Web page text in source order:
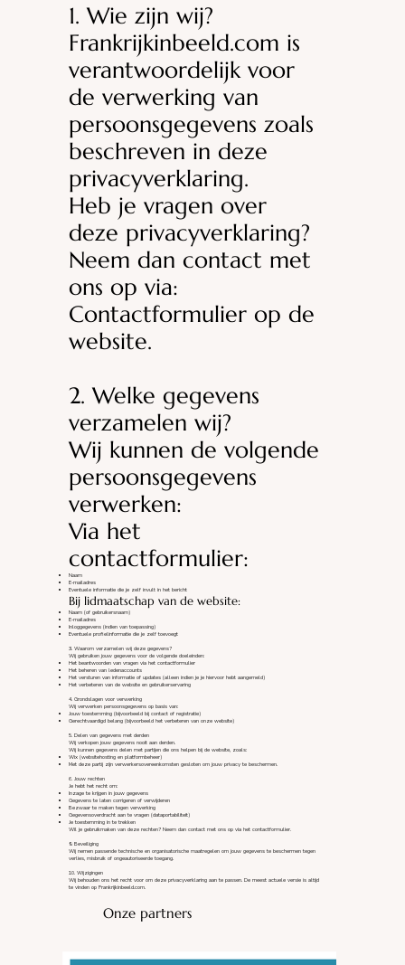
1. Wie zijn wij?
Frankrijkinbeeld.com is
verantwoordelijk voor
de verwerking van
persoonsgegevens zoals
beschreven in deze
privacyverklaring.
Heb je vragen over
deze privacyverklaring?
Neem dan contact met
ons op via:
Contactformulier op de
website.
2. Welke gegevens
verzamelen wij?
Wij kunnen de volgende
persoonsgegevens
verwerken:
Via het
contactformulier:
Naam
E-mailadres
Eventuele informatie die je zelf invult in het bericht
Bij lidmaatschap van de website:
Naam (of gebruikersnaam)
E-mailadres
Inloggegevens (indien van toepassing)
Eventuele profielinformatie die je zelf toevoegt
3. Waarom verzamelen wij deze gegevens?
Wij gebruiken jouw gegevens voor de volgende doeleinden:
Het beantwoorden van vragen via het contactformulier
Het beheren van ledenaccounts
Het versturen van informatie of updates (alleen indien je je hiervoor hebt aangemeld)
Het verbeteren van de website en gebruikerservaring
4. Grondslagen voor verwerking
Wij verwerken persoonsgegevens op basis van:
Jouw toestemming (bijvoorbeeld bij contact of registratie)
Gerechtvaardigd belang (bijvoorbeeld het verbeteren van onze website)
5. Delen van gegevens met derden
Wij verkopen jouw gegevens nooit aan derden.
Wij kunnen gegevens delen met partijen die ons helpen bij de website, zoals:
Wix (websitehosting en platformbeheer)
Met deze partij zijn verwerkersovereenkomsten gesloten om jouw privacy te beschermen.
6. Jouw rechten
Je hebt het recht om:
Inzage te krijgen in jouw gegevens
Gegevens te laten corrigeren of verwijderen
Bezwaar te maken tegen verwerking
Gegevensoverdracht aan te vragen (dataportabiliteit)
Je toestemming in te trekken
Wil je gebruikmaken van deze rechten? Neem dan contact met ons op via het contactformulier.
9. Beveiliging
Wij nemen passende technische en organisatorische maatregelen om jouw gegevens te beschermen tegen
verlies, misbruik of ongeautoriseerde toegang.
10. Wijzigingen
Wij behouden ons het recht voor om deze privacyverklaring aan te passen. De meest actuele versie is altijd
te vinden op Frankrijkinbeeld.com.
Onze partners